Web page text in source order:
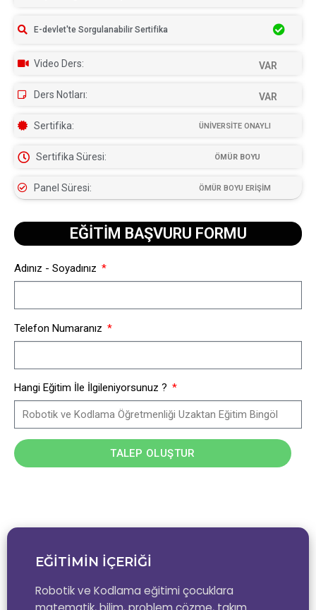
EĞİTİMİN İÇERİĞİ
Robotik ve Kodlama eğitimi çocuklara
E-devlet'te Sorgulanabilir Sertifika
Video Ders: VAR
Ders Notları: VAR
Sertifika: ÜNİVERSİTE ONAYLI
Sertifika Süresi: ÖMÜR BOYU
Panel Süresi: ÖMÜR BOYU ERİŞİM
EĞİTİM BAŞVURU FORMU​
Adınız - Soyadınız
Telefon Numaranız
Hangi Eğitim İle İlgileniyorsunuz ?
TALEP OLUŞTUR